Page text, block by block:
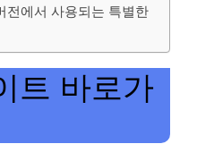
전에서 사용되는 특별한
트 바로가